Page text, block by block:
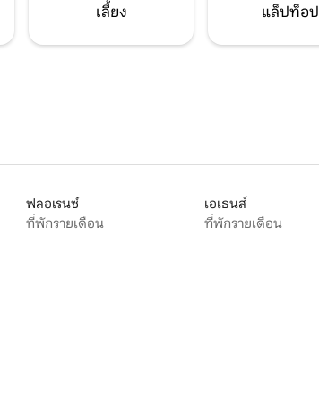
เลี้ยง แล็ปท็อป
ฟลอเรนซ์
ที่พักรายเดือน
เอเธนส์
ที่พักรายเดือน